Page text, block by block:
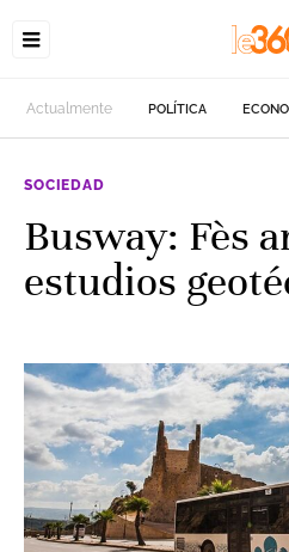
Actualmente POLÍTICA
SOCIEDAD
Busway: Fès
estudios